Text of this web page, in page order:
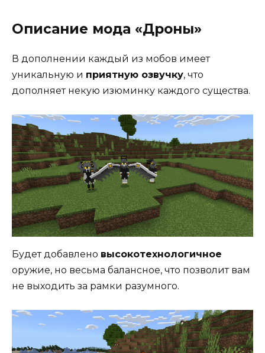
Описание мода «Дроны»
В дополнении каждый из мобов имеет
уникальную и приятную озвучку, что
дополняет некую изюминку каждого существа.
Будет добавлено высокотехнологичное
оружие, но весьма балансное, что позволит вам
не выходить за рамки разумного.